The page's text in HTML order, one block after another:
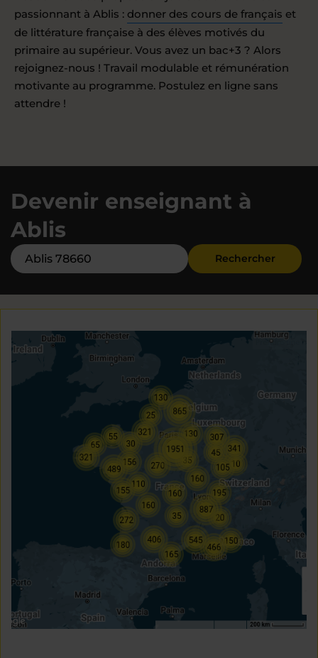
passionnant à Ablis : donner des cours de français et
de littérature française à des élèves motivés du
primaire au supérieur. Vous avez un bac+3 ? Alors
rejoignez-nous ! Travail modulable et rémunération
motivante au programme. Postulez en ligne sans
attendre !
Devenir enseignant à
Ablis
Rechercher